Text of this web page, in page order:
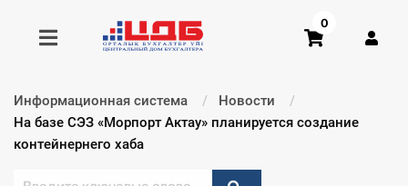
Получить консультацию
0
Информационная система
Новости
Текущий:
На базе СЭЗ «Морпорт Актау» планируется создание
контейнернего хаба